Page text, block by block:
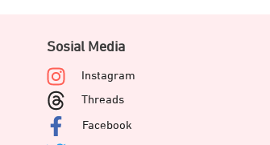
Sosial Media
Instagram
Threads
Facebook